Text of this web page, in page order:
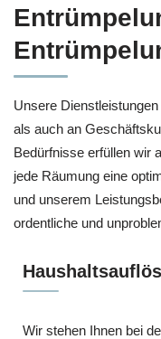
Unsere
als auch an
Bedürfnisse erfüllen wir
jede Räumung eine
und unserem
ordentliche und
Wir stehen Ihnen bei